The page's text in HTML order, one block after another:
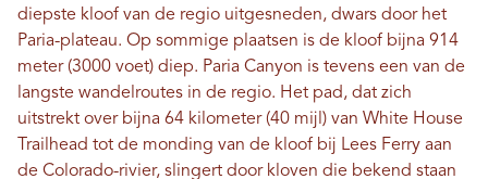
diepste kloof van de regio uitgesneden, dwars door het
Paria-plateau. Op sommige plaatsen is de kloof bijna 914
meter (3000 voet) diep. Paria Canyon is tevens een van de
langste wandelroutes in de regio. Het pad, dat zich
uitstrekt over bijna 64 kilometer (40 mijl) van White House
Trailhead tot de monding van de kloof bij Lees Ferry aan
de Colorado-rivier, slingert door kloven die bekend staan ​​